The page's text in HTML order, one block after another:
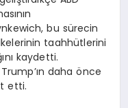
bu sürecin
taahhütlerini
kaydetti.
daha önce
etti.